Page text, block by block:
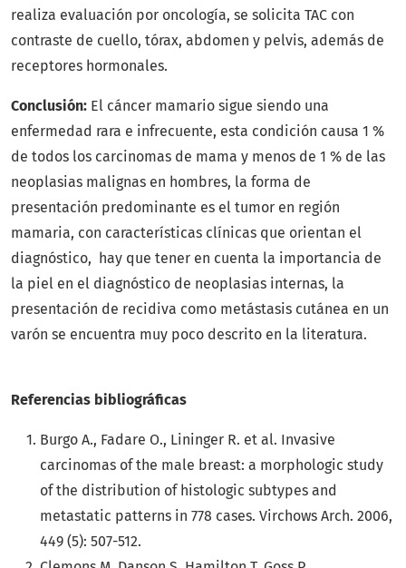
realiza evaluación por oncología, se solicita TAC con
contraste de cuello, tórax, abdomen y pelvis, además de
receptores hormonales.
Conclusión: El cáncer mamario sigue siendo una
enfermedad rara e infrecuente, esta condición causa 1 %
de todos los carcinomas de mama y menos de 1 % de las
neoplasias malignas en hombres, la forma de
presentación predominante es el tumor en región
mamaria, con características clínicas que orientan el
diagnóstico, hay que tener en cuenta la importancia de
la piel en el diagnóstico de neoplasias internas, la
presentación de recidiva como metástasis cutánea en un
varón se encuentra muy poco descrito en la literatura.
Referencias bibliográficas
Burgo A., Fadare O., Lininger R. et al. Invasive
carcinomas of the male breast: a morphologic study
of the distribution of histologic subtypes and
metastatic patterns in 778 cases. Virchows Arch. 2006,
449 (5): 507-512.